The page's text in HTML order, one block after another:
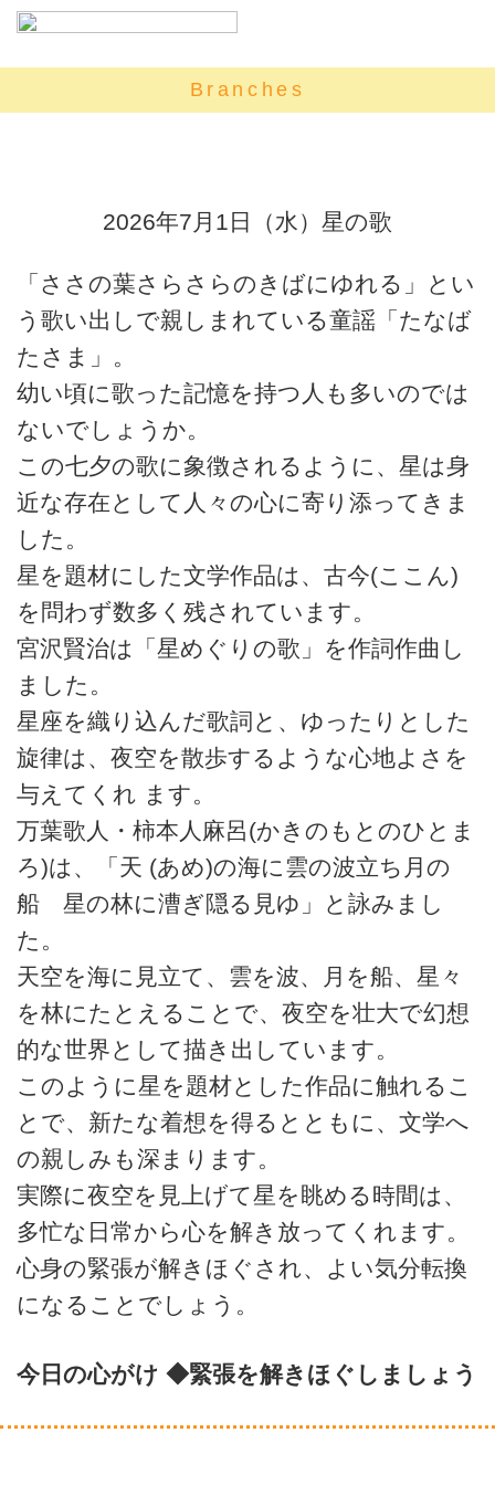
Branches
2026年7月1日（水）星の歌
「ささの葉さらさらのきばにゆれる」とい
う歌い出しで親しまれている童謡「たなば
たさま」。
幼い頃に歌った記憶を持つ人も多いのでは
ないでしょうか。
この七夕の歌に象徴されるように、星は身
近な存在として人々の心に寄り添ってきま
した。
星を題材にした文学作品は、古今(ここん)
を問わず数多く残されています。
宮沢賢治は「星めぐりの歌」を作詞作曲し
ました。
星座を織り込んだ歌詞と、ゆったりとした
旋律は、夜空を散歩するような心地よさを
与えてくれ ます。
万葉歌人・柿本人麻呂(かきのもとのひとま
ろ)は、「天 (あめ)の海に雲の波立ち月の
船 星の林に漕ぎ隠る見ゆ」と詠みまし
た。
天空を海に見立て、雲を波、月を船、星々
を林にたとえることで、夜空を壮大で幻想
的な世界として描き出しています。
このように星を題材とした作品に触れるこ
とで、新たな着想を得るとともに、文学へ
の親しみも深まります。
実際に夜空を見上げて星を眺める時間は、
多忙な日常から心を解き放ってくれます。
心身の緊張が解きほぐされ、よい気分転換
になることでしょう。
今日の心がけ ◆緊張を解きほぐしましょう